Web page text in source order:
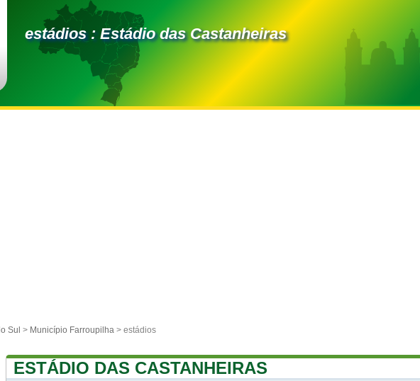
estádios : Estádio das Castanheiras
Sul > Município Farroupilha > estádios
ESTÁDIO DAS CASTANHEIRAS